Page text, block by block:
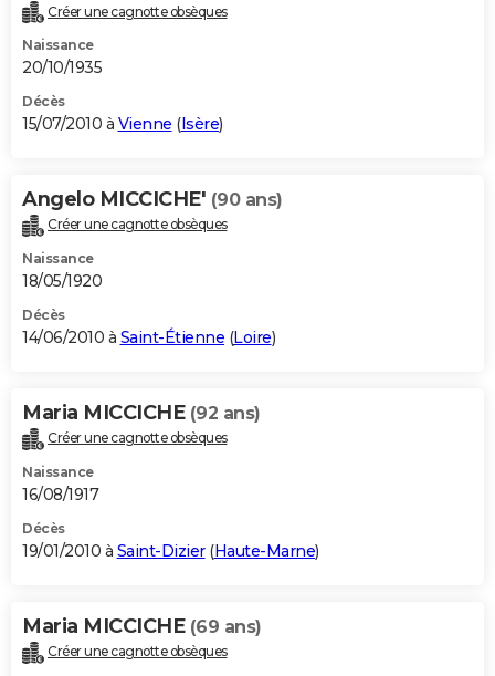
Créer une cagnotte obsèques
Naissance
20/10/1935
Décès
15/07/2010 à Vienne (Isère)
Angelo MICCICHE' (90 ans)
Créer une cagnotte obsèques
Naissance
18/05/1920
Décès
14/06/2010 à Saint-Étienne (Loire)
Maria MICCICHE (92 ans)
Créer une cagnotte obsèques
Naissance
16/08/1917
Décès
19/01/2010 à Saint-Dizier(Haute-Marne)
Maria MICCICHE (69 ans)
Créer une cagnotte obsèques